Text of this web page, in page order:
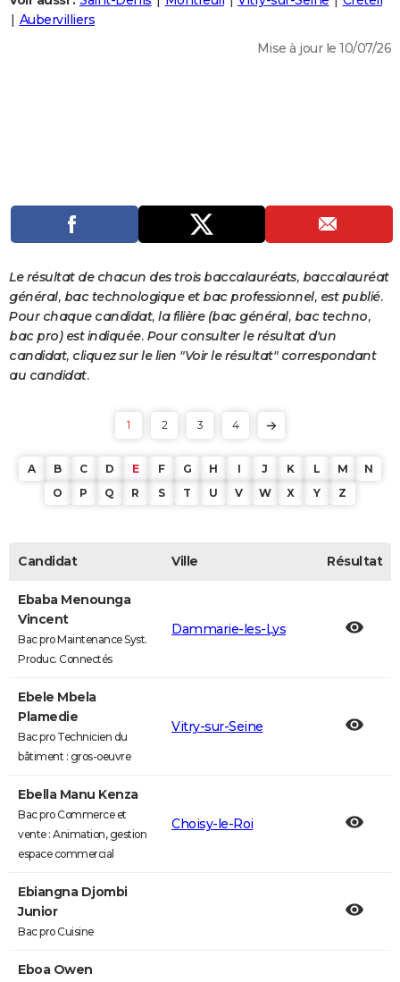
Destinations
City break
Voyage nature
Voyage de noces
Forum
Climat
PHOTO
PROGRAMME TV
S'inscrire
Se connecter
Lycées
Collèges
Primaires
Universités
Entreprises
Service militaire
Avis de recherche
AVIS DE DÉCÈS
FORUM
Bricolage
Lifestyle
Culture
Sport
Auto
Television
Voyage
Cinema
Aubervilliers
Mise à jour le 10/07/26
Le résultat de chacun des trois baccalauréats, baccalauréat
général, bac technologique et bac professionnel, est publié.
Pour chaque candidat, la filière (bac général, bac techno,
bac pro) est indiquée. Pour consulter le résultat d'un
candidat, cliquez sur le lien "Voir le résultat" correspondant
au candidat.
1 2 3 4
A B C D E F G H I J K L M
N
O
P Q R S T U V W X Y Z
Candidat Ville Résultat
Ebaba Menounga
Vincent
Bac pro Maintenance Syst.
Produc. Connectés
Dammarie-les-Lys
Ebele Mbela
Plamedie
Bac pro Technicien du
bâtiment : gros-oeuvre
Vitry-sur-Seine
Ebella Manu Kenza
Bac pro Commerce et
vente : Animation, gestion
espace commercial
Choisy-le-Roi
Ebiangna Djombi
Junior
Bac pro Cuisine
Eboa Owen